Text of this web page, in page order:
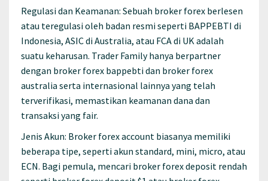
Regulasi dan Keamanan: Sebuah broker forex berlesen
atau teregulasi oleh badan resmi seperti BAPPEBTI di
Indonesia, ASIC di Australia, atau FCA di UK adalah
suatu keharusan. Trader Family hanya berpartner
dengan broker forex bappebti dan broker forex
australia serta internasional lainnya yang telah
terverifikasi, memastikan keamanan dana dan
transaksi yang fair.
Jenis Akun: Broker forex account biasanya memiliki
beberapa tipe, seperti akun standard, mini, micro, atau
ECN. Bagi pemula, mencari broker forex deposit rendah